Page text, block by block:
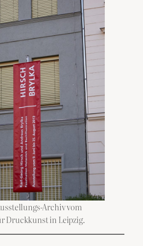
Archiv vom
Druckkunst in Leipzig.